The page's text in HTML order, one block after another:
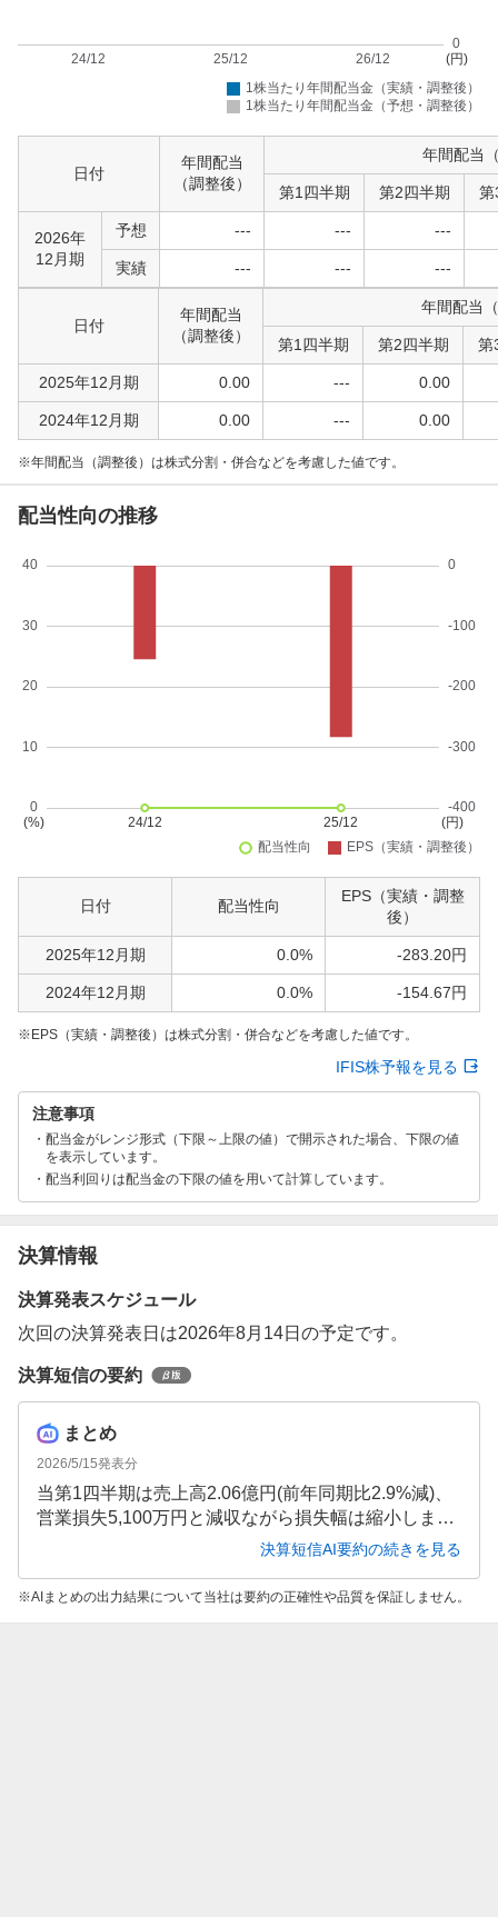
日付
年間配当
（調整後）
年間配当
第1四半期 第2四半期 第
2026年
12月期
予想 --- --- ---
実績 --- --- ---
日付
年間配当
（調整後）
年間配当
第1四半期 第2四半期 第
2025年12月期 0.00 --- 0.00
2024年12月期 0.00 --- 0.00
年間配当（調整後）は株式分割・併合などを考慮した値です。
配当性向の推移
日付 配当性向
EPS（実績・調整
後）
2025年12月期 0.0% -283.20円
2024年12月期 0.0% -154.67円
EPS（実績・調整後）は株式分割・併合などを考慮した値です。
IFIS株予報を見る
注意事項
配当金がレンジ形式（下限～上限の値）で開示された場合、下限の値
を表示しています。
配当利回りは配当金の下限の値を用いて計算しています。
決算情報
決算発表スケジュール
次回の決算発表日は2026年8月14日の予定です。
決算短信の要約
まとめ
2026/5/15発表分
当第1四半期は売上高2.06億円(前年同期比2.9%減)、
営業損失5,100万円と減収ながら損失幅は縮小しまし
た。一方で、純資産は△5,100万円まで減少し、財務
け、約4.5億円の第三者割当増資を決議し、事業拡大
決算短信AI要約の続きを見る
AIまとめの出力結果について当社は要約の正確性や品質を保証しません。